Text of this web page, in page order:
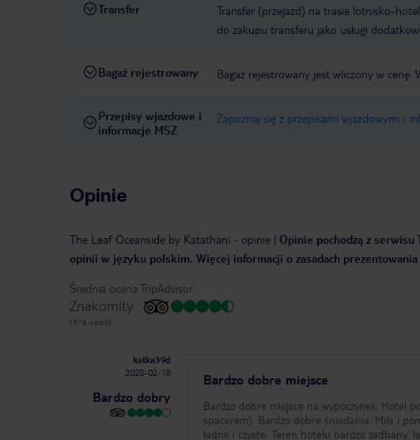
Transfer
Transfer (przejazd) na trasie lotnisko-
do zakupu transferu jako usługi
Bagaż rejestrowany Bagaż rejestrowany jest wliczony w cenę.
Przepisy wjazdowe i
informacje MSZ
Zapoznaj się z przepisami wjazdowymi i
Opinie
The Leaf Oceanside by Katathani - opinie | Opinie pochodzą z
opinii w języku polskim. Więcej informacji o zasadach
Średnia ocena TripAdvisor:
Znakomity
(578 opinii)
katka39d
2020-02-18
Bardzo dobry
Bardzo dobre miejsce
Bardzo dobre miejsce na wypoczynek. Hotel
spacerem). Bardzo dobre śniadania. Miła i
ładne i czyste. Teren hotelu bardzo